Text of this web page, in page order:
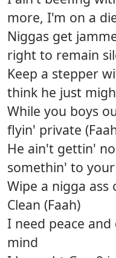
more, I'm on a
Niggas get
right to remain
Keep a stepper
think he just
While you boys
flyin' private
He ain't gettin'
somethin' to
Wipe a nigga
Clean (Faah)
I need peace
mind